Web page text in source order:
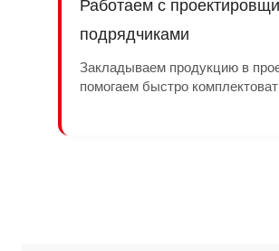
Работаем с
подрядчиками
Закладываем продукцию в
помогаем быстро